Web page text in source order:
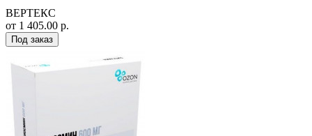
ВЕРТЕКС
от 1 405.00 р.
Под заказ